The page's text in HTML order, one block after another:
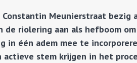
Meunierstraat bezig
de riolering aan als hefboom
in één adem mee te
actieve stem krijgen in het